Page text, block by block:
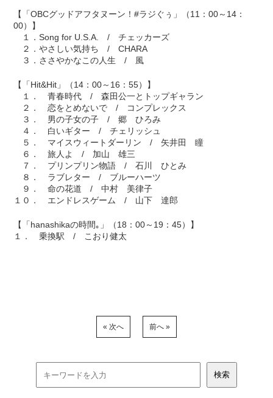
【「OBCグッドアフタヌーン！#ラジぐぅ」（11：00～14：
00）】
１．Song for U.S.A. / チェッカーズ
２．やさしい気持ち / CHARA
３．ささやかなこの人生 / 風
【「Hit&Hit」（14：00～16：55）】
１． 青春時代 / 森田公一とトップギャラン
２． 恋をとめないで / コンプレックス
３． 男の子女の子 / 郷 ひろみ
４． 白いギター / チェリッシュ
５． マイスウィートダーリン / 矢井田 瞳
６． 旅人よ / 加山 雄三
７． プリンプリン物語 / 石川 ひとみ
８． ラブレター / ブルーハーツ
９． 命の花道 / 中村 美律子
１０． エンドレスゲーム / 山下 達郎
【「hanashikaの時間｡」（18：00～19：45）】
１． 乗換駅 / こおり健太
« 次へ 前へ »